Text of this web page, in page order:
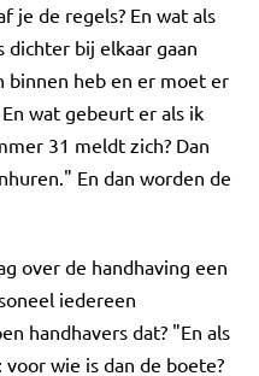
je de regels? En wat als
dichter bij elkaar gaan
binnen heb en er moet er
wat gebeurt er als ik
31 meldt zich? Dan
En dan worden de
over de handhaving een
iedereen
handhavers dat? "En als
wie is dan de boete?